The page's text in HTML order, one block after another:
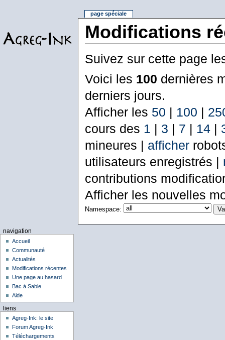
Modifications
Suivez sur cette page
Voici les 100 dernières
derniers jours.
Afficher les 50 | 100 |
cours des 1 | 3 | 7 | 14|
mineures | afficher
utilisateurs enregistrés |
contributions
Afficher les nouvelles
Namespace:
page spéciale
navigation
Accueil
Communauté
Actualités
Modifications récentes
Une page au hasard
Bac à Sable
Aide
liens
Agreg-Ink: le site
Forum Agreg-Ink
Téléchargements